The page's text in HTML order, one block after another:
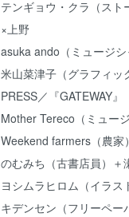
テンギョウ・クラ（ス
×上野
asuka ando（ミュージ
米山菜津子（グラフィ
PRESS／『GATEWAY』
Mother Tereco（ミュー
Weekend farmers（農
のむみち（古書店員）
ヨシムラヒロム（イラ
キデンセン（フリーペ